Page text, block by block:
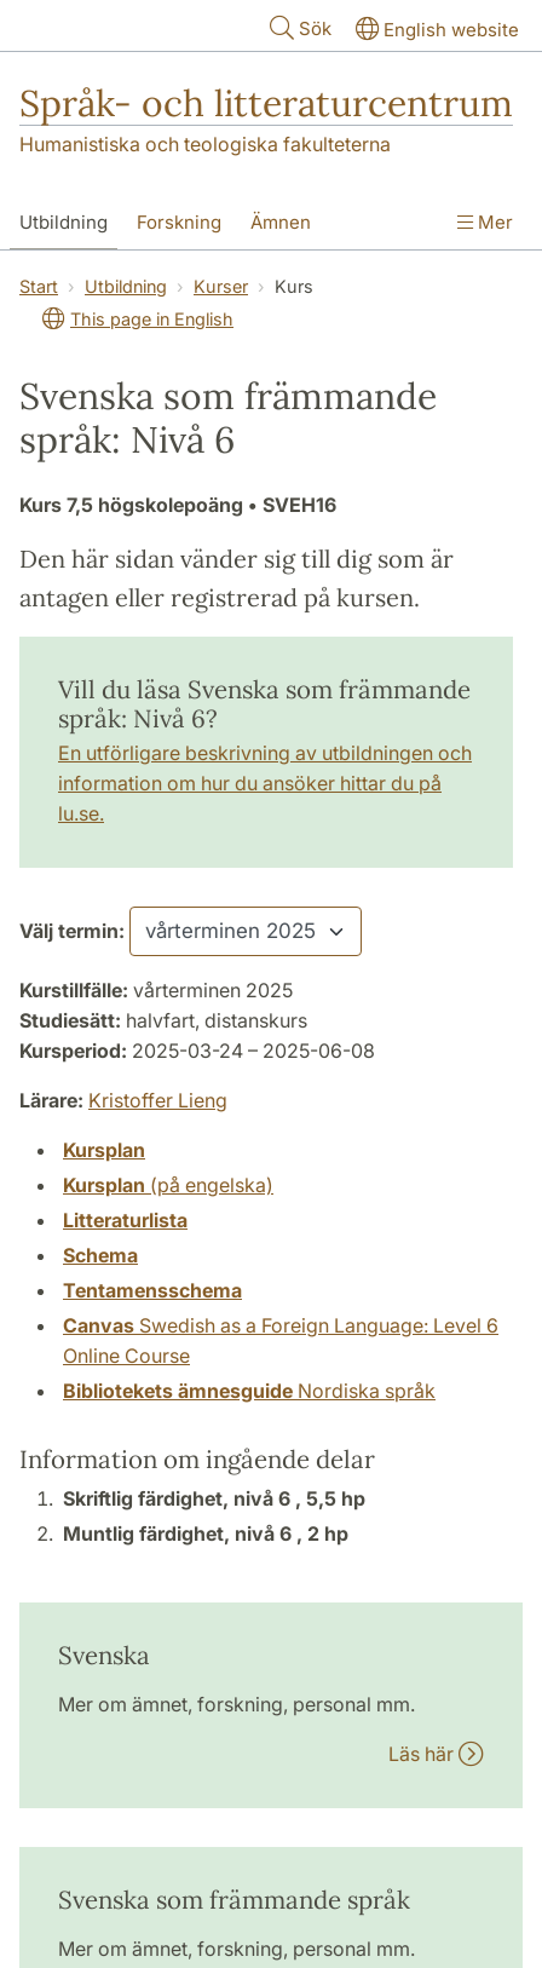
Sök English website
Språk- och litteraturcentrum
Humanistiska och teologiska fakulteterna
Utbildning Forskning Ämnen
SOL-husen Kontakt Institutionen
översättning till svenska
Mer
Start Utbildning Kurser
Kurs
This page in English
Svenska som främmande
språk: Nivå 6
Kurs 7,5 högskolepoäng • SVEH16
Den här sidan vänder sig till dig som är
antagen eller registrerad på kursen.
Vill du läsa Svenska som främmande
språk: Nivå 6?
En utförligare beskrivning av utbildningen och
information om hur du ansöker hittar du på
lu.se.
Välj termin:
Kurstillfälle: vårterminen 2025
Studiesätt: halvfart, distanskurs
Kursperiod: 2025-03-24 – 2025-06-08
Lärare: Kristoffer Lieng
Kursplan
Kursplan (på engelska)
Litteraturlista
Schema
Tentamensschema
Canvas Swedish as a Foreign Language: Level 6
Online Course
Bibliotekets ämnesguide Nordiska språk
Information om ingående delar
Skriftlig färdighet, nivå 6 , 5,5 hp
Muntlig färdighet, nivå 6 , 2 hp
Svenska
Mer om ämnet, forskning, personal mm.
Läs här
Svenska som främmande språk
Mer om ämnet, forskning, personal mm.